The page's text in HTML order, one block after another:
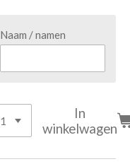
Naam / namen
In
winkelwagen